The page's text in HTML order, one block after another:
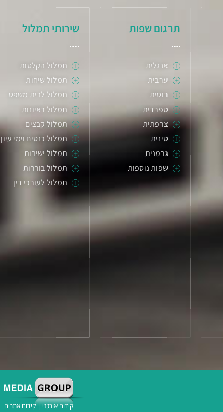
תרגום שפות
אנגלית
ערבית
רוסית
ספרדית
צרפתית
סינית
גרמנית
שפות נוספות
שירותי תמלול
תמלול הקלטות
תמלול שיחות
תמלול לבית משפט
תמלול ראיונות
תמלול קבצים
תמלול כנסים וימי עיון
תמלול ישיבות
תמלול בוררות
תמלול לעורכי דין
קידום אורגני|קידום אתרים